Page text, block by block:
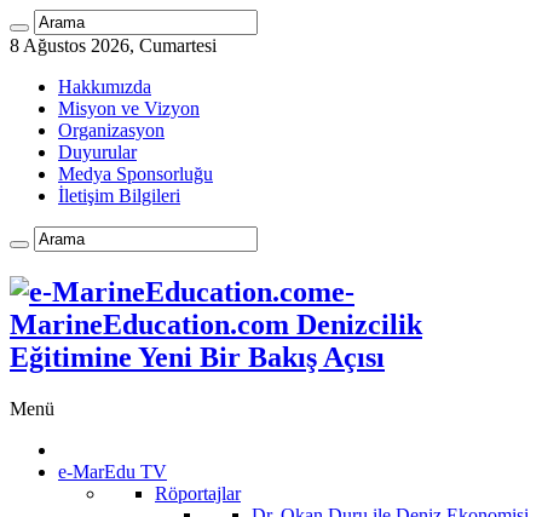
8 Ağustos 2026, Cumartesi
Hakkımızda
Misyon ve Vizyon
Organizasyon
Duyurular
Medya Sponsorluğu
İletişim Bilgileri
e-
MarineEducation.com Denizcilik
Eğitimine Yeni Bir Bakış Açısı
Menü
e-MarEdu TV
Röportajlar